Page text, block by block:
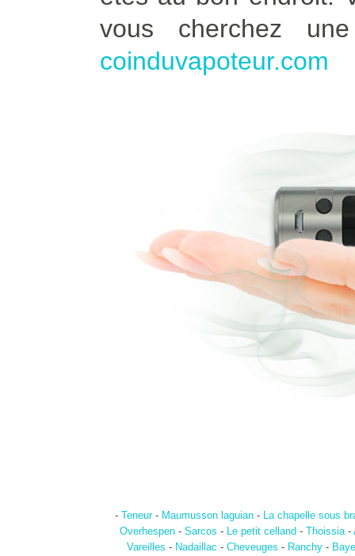
vous cherchez
coinduvapoteur.com
- Teneur- Maumusson laguian- La chapelle sous
Overhespen - Sarcos - Le petit celland - Thoissia-
Vareilles - Nadaillac - Cheveuges - Ranchy-